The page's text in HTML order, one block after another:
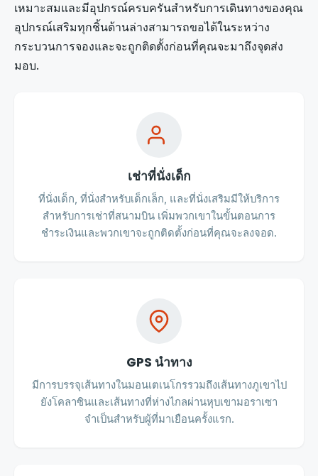
เหมาะสมและมีอุปกรณ์ครบครันสำหรับการเดินทางของคุณ
อุปกรณ์เสริมทุกชิ้นด้านล่างสามารถขอได้ในระหว่าง
กระบวนการจองและจะถูกติดตั้งก่อนที่คุณจะมาถึงจุดส่ง
มอบ.
เช่าที่นั่งเด็ก
ที่นั่งเด็ก, ที่นั่งสำหรับเด็กเล็ก, และที่นั่งเสริมมีให้บริการ
สำหรับการเช่าที่สนามบิน เพิ่มพวกเขาในขั้นตอนการ
ชำระเงินและพวกเขาจะถูกติดตั้งก่อนที่คุณจะลงจอด.
GPS นำทาง
มีการบรรจุเส้นทางในมอนเตเนโกรรวมถึงเส้นทางภูเขาไป
ยังโคลาซินและเส้นทางที่ห่างไกลผ่านหุบเขามอราเซา
จำเป็นสำหรับผู้ที่มาเยือนครั้งแรก.